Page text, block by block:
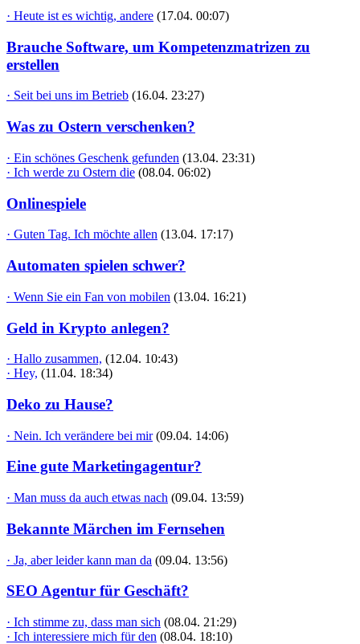
· Heute ist es wichtig, andere (17.04. 00:07)
Brauche Software, um Kompetenzmatrizen zu
erstellen
· Seit bei uns im Betrieb (16.04. 23:27)
Was zu Ostern verschenken?
· Ein schönes Geschenk gefunden (13.04. 23:31)
· Ich werde zu Ostern die (08.04. 06:02)
Onlinespiele
· Guten Tag. Ich möchte allen (13.04. 17:17)
Automaten spielen schwer?
· Wenn Sie ein Fan von mobilen (13.04. 16:21)
Geld in Krypto anlegen?
· Hallo zusammen, (12.04. 10:43)
· Hey, (11.04. 18:34)
Deko zu Hause?
· Nein. Ich verändere bei mir (09.04. 14:06)
Eine gute Marketingagentur?
· Man muss da auch etwas nach (09.04. 13:59)
Bekannte Märchen im Fernsehen
· Ja, aber leider kann man da (09.04. 13:56)
SEO Agentur für Geschäft?
· Ich stimme zu, dass man sich (08.04. 21:29)
· Ich interessiere mich für den (08.04. 18:10)